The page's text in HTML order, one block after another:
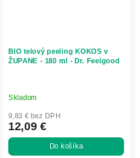
BIO telový peeling KOKOS v
ŽUPANE - 180 ml - Dr. Feelgood
Skladom
9,83 € bez DPH
12,09 €
Do košíka